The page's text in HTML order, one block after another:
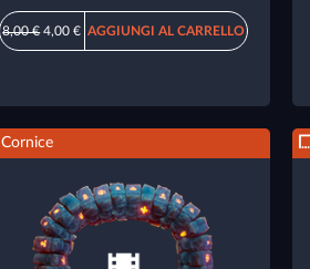
8,00 €4,00 € AGGIUNGI AL CARRELLO
Cornice